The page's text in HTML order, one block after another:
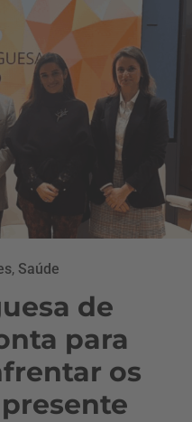
, Saúde
de
para
os